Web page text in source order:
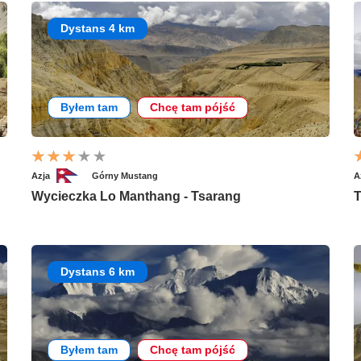
Dystans 4 km
Byłem tam Chcę tam pójść
Azja Górny Mustang
Wycieczka Lo Manthang - Tsarang
Dystans 6 km
Byłem tam Chcę tam pójść